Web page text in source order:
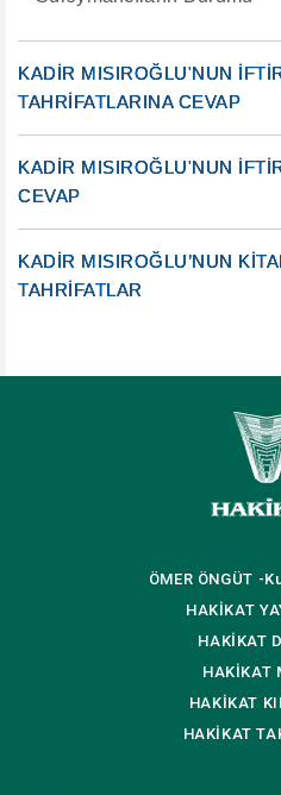
KADİR MISIROĞLU'NUN
TAHRİFATLARINA CEVAP
KADİR MISIROĞLU'NUN
CEVAP
KADİR MISIROĞLU’NUN
TAHRİFATLAR
ÖMER ÖNGÜT -
HAKİKAT
HAKİKAT
HAKİKAT
HAKİKAT
HAKİKAT